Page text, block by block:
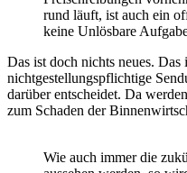
rund läuft, ist auch ein
keine Unlösbare
Das ist doch nichts neues. Das
nichtgestellungspflichtige
darüber entscheidet. Da
zum Schaden der
Wie auch immer die